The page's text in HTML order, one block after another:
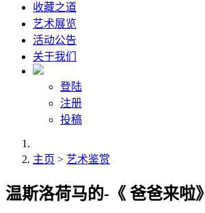
收藏之道
艺术展览
活动公告
关于我们
登陆
注册
投稿
主页 > 艺术鉴赏
温斯洛荷马的-《 爸爸来啦》